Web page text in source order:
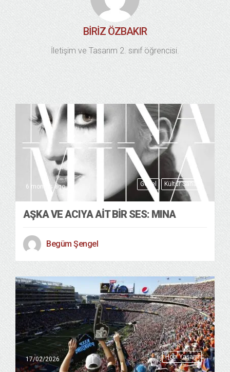
BIRIZ ÖZBAKIR
İletişim ve Tasarım 2. sınıf öğrencisi.
Genel Kültür Sanat
6 months ago
AŞKA VE ACIYA AIT BIR SES: MINA
Begüm Şengel
Hobi Yaşam
17/02/2026